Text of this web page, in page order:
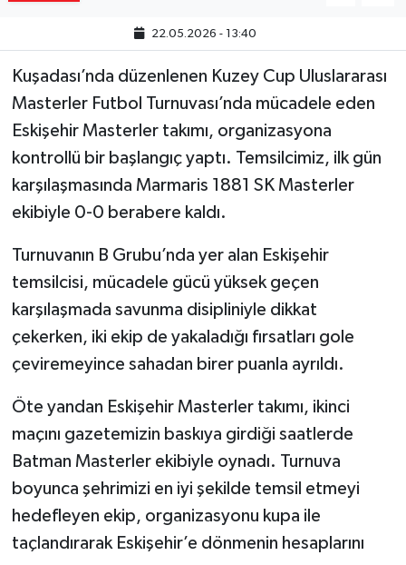
22.05.2026 - 13:40
Kuşadası’nda düzenlenen Kuzey Cup Uluslararası
Masterler Futbol Turnuvası’nda mücadele eden
Eskişehir Masterler takımı, organizasyona
kontrollü bir başlangıç yaptı. Temsilcimiz, ilk gün
karşılaşmasında Marmaris 1881 SK Masterler
ekibiyle 0-0 berabere kaldı.
Turnuvanın B Grubu’nda yer alan Eskişehir
temsilcisi, mücadele gücü yüksek geçen
karşılaşmada savunma disipliniyle dikkat
çekerken, iki ekip de yakaladığı fırsatları gole
çeviremeyince sahadan birer puanla ayrıldı.
Öte yandan Eskişehir Masterler takımı, ikinci
maçını gazetemizin baskıya girdiği saatlerde
Batman Masterler ekibiyle oynadı. Turnuva
boyunca şehrimizi en iyi şekilde temsil etmeyi
hedefleyen ekip, organizasyonu kupa ile
taçlandırarak Eskişehir’e dönmenin hesaplarını